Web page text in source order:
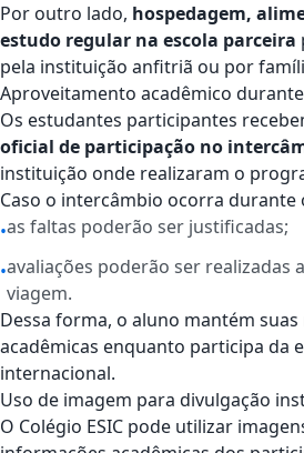
Por outro lado, hospedagem,
estudo regular na escola parceira
pela instituição anfitriã ou por
Aproveitamento acadêmico
Os estudantes participantes
oficial de participação no
instituição onde realizaram o
Caso o intercâmbio ocorra durante
•as faltas poderão ser justificadas;
•avaliações poderão ser realizadas
viagem.
Dessa forma, o aluno mantém
acadêmicas enquanto participa da
internacional.
Uso de imagem para divulgação
O Colégio ESIC pode utilizar